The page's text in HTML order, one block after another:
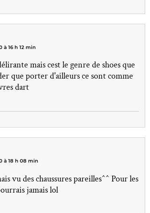
à 16 h 12 min
mais cest le genre de shoes que
que porter d'ailleurs ce sont comme
dart
à 18 h 08 min
vu des chaussures pareilles^^ Pour les
jamais lol